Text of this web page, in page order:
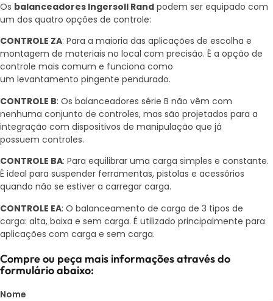
Os balanceadores Ingersoll Rand podem ser equipado com
um dos quatro opções de controle:
CONTROLE ZA: Para a maioria das aplicações de escolha e
montagem de materiais no local com precisão. É a opção de
controle mais comum e funciona como
um levantamento pingente pendurado.
CONTROLE B: Os balanceadores série B não vêm com
nenhuma conjunto de controles, mas são projetados para a
integração com dispositivos de manipulação que já
possuem controles.
CONTROLE BA: Para equilibrar uma carga simples e constante.
É ideal para suspender ferramentas, pistolas e acessórios
quando não se estiver a carregar carga.
CONTROLE EA: O balanceamento de carga de 3 tipos de
carga: alta, baixa e sem carga. É utilizado principalmente para
aplicações com carga e sem carga.
Compre ou peça mais informações através do
formulário abaixo:
Nome